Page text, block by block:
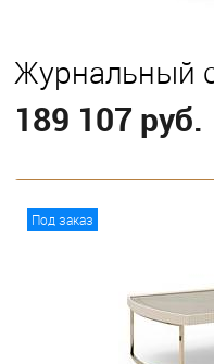
Журнальный
189 107 руб.
Под заказ